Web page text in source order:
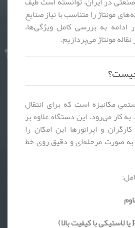
مونتاژ را متناسب با نیاز صنایع
ادامه به بررسی کامل ویژگی‌ها،
مونتاژ می‌پردازیم.
چیست؟
مکانیزه است که برای انتقال
کار می‌رود. این دستگاه علاوه بر
و اپراتورها این امکان را
صورت مرحله‌ای و دقیق روی خط